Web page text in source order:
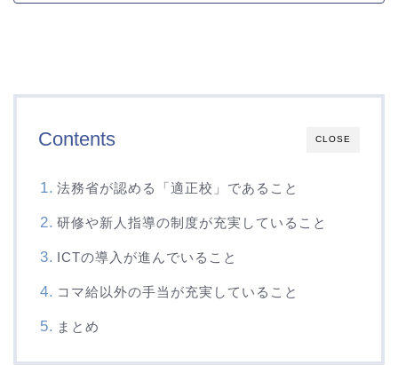
CLOSE
Contents
法務省が認める「適正校」であること
研修や新人指導の制度が充実していること
ICTの導入が進んでいること
コマ給以外の手当が充実していること
まとめ